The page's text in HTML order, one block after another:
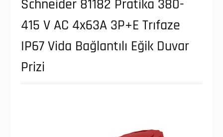
Schneider 81182 Pratika 380-
415 V AC 4x63A 3P+E Trıfaze
IP67 Vida Bağlantılı Eğik Duvar
Prizi